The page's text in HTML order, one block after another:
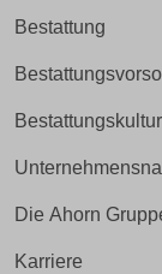
Bestattung
Bestattungskultur
Die Ahorn
Karriere